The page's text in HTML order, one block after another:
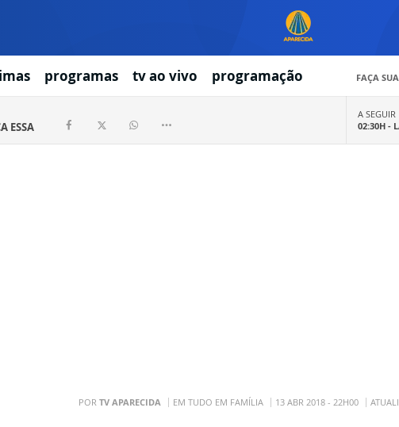
programas tv ao vivo programação FAÇA
ESSA
A SEGUIR
02:30H -
POR TV APARECIDA EM TUDO EM FAMÍLIA 13 ABR 2018 - 22H00